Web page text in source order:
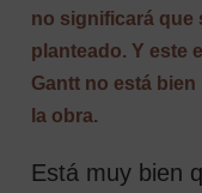
no significará que
planteado. Y este
Gantt no está
la obra.
Está muy bien